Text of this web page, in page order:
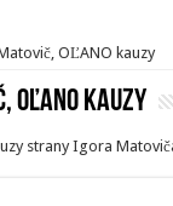
OĽANO kauzy
OĽANO kauzy
strany Igora